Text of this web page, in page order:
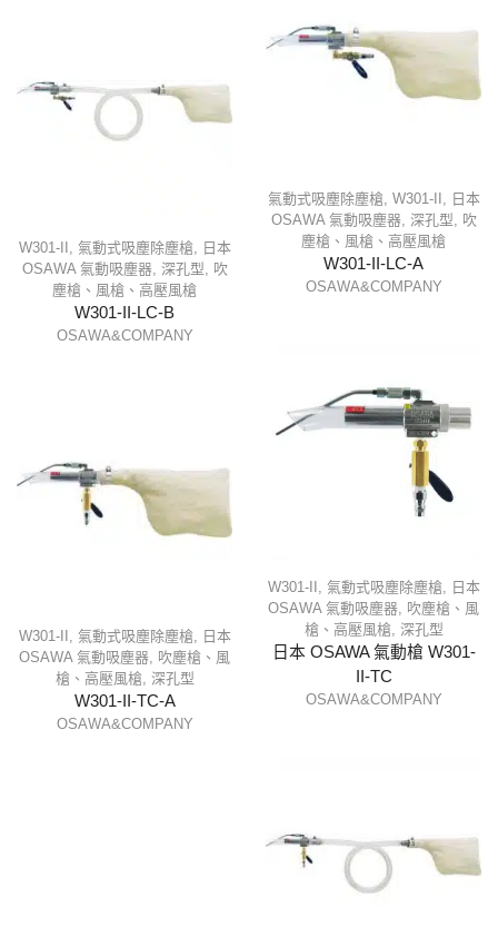
氣動式吸塵除塵槍, W301-II , 日本
OSAWA 氣動吸塵器, 深孔型, 吹
塵槍、風槍、高壓風槍
W301-II-LC-A
OSAWA&COMPANY
W301-II , 氣動式吸塵除塵槍, 日本
OSAWA 氣動吸塵器, 深孔型, 吹
塵槍、風槍、高壓風槍
W301-II-LC-B
OSAWA&COMPANY
W301-II , 氣動式吸塵除塵槍, 日本
OSAWA 氣動吸塵器, 吹塵槍、風
槍、高壓風槍, 深孔型
日本 OSAWA 氣動槍 W301-
II-TC
OSAWA&COMPANY
W301-II , 氣動式吸塵除塵槍, 日本
OSAWA 氣動吸塵器, 吹塵槍、風
槍、高壓風槍, 深孔型
W301-II-TC-A
OSAWA&COMPANY